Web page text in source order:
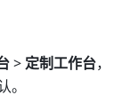
> 定制工作台，
。